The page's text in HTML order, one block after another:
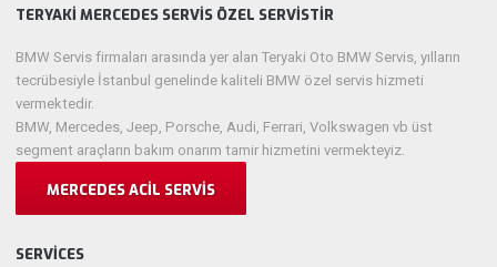
TERYAKI MERCEDES SERVIS ÖZEL SERVISTIR
BMW Servis firmaları arasında yer alan Teryaki Oto BMW Servis, yılların
tecrübesiyle İstanbul genelinde kaliteli BMW özel servis hizmeti
vermektedir.
BMW, Mercedes, Jeep, Porsche, Audi, Ferrari, Volkswagen vb üst
segment araçların bakım onarım tamir hizmetini vermekteyiz.
MERCEDES ACIL SERVIS
SERVICES